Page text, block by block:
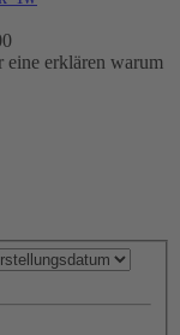
eine erklären warum